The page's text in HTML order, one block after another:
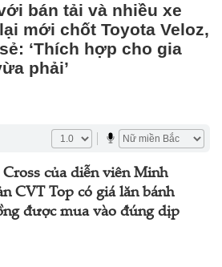
bán tải và nhiều xe
mới chốt Toyota Veloz,
‘Thích hợp cho gia
phải’
của diễn viên Minh
CVT Top có giá lăn bánh
được mua vào đúng dịp